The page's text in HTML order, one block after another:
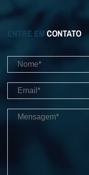
ENTRE EM CONTATO